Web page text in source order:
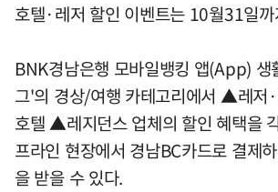
호텔·레저 할인 이벤트는 10월31일
BNK경남은행 모바일뱅킹 앱(App) 생
그'의 경상/여행 카테고리에서 ▲레
호텔 ▲레지던스 업체의 할인 혜택을
프라인 현장에서 경남BC카드로 결제
을 받을 수 있다.